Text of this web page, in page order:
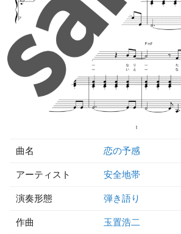
曲名 恋の予感
アーティスト 安全地帯
演奏形態 弾き語り
作曲 玉置浩二